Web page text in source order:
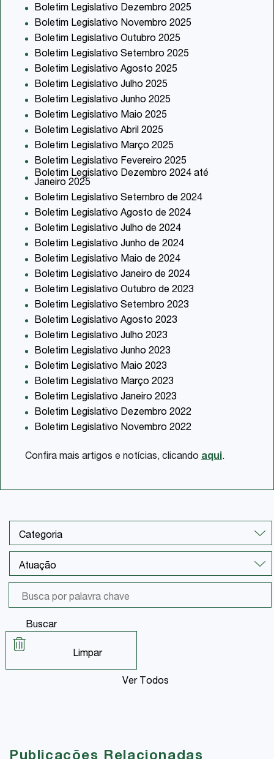
Boletim Legislativo Dezembro 2025
Boletim Legislativo Novembro 2025
Boletim Legislativo Outubro 2025
Boletim Legislativo Setembro 2025
Boletim Legislativo Agosto 2025
Boletim Legislativo Julho 2025
Boletim Legislativo Junho 2025
Boletim Legislativo Maio 2025
Boletim Legislativo Abril 2025
Boletim Legislativo Março 2025
Boletim Legislativo Fevereiro 2025
Boletim Legislativo Dezembro 2024 até
Janeiro 2025
Boletim Legislativo Setembro de 2024
Boletim Legislativo Agosto de 2024
Boletim Legislativo Julho de 2024
Boletim Legislativo Junho de 2024
Boletim Legislativo Maio de 2024
Boletim Legislativo Janeiro de 2024
Boletim Legislativo Outubro de 2023
Boletim Legislativo Setembro 2023
Boletim Legislativo Agosto 2023
Boletim Legislativo Julho 2023
Boletim Legislativo Junho 2023
Boletim Legislativo Maio 2023
Boletim Legislativo Março 2023
Boletim Legislativo Janeiro 2023
Boletim Legislativo Dezembro 2022
Boletim Legislativo Novembro 2022
Confira mais artigos e notícias, clicando aqui.
Buscar
Limpar
Ver Todos